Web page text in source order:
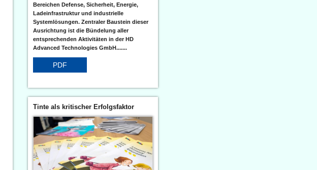
Bereichen Defense, Sicherheit, Energie,
Ladeinfrastruktur und industrielle
Systemlösungen. Zentraler Baustein dieser
Ausrichtung ist die Bündelung aller
entsprechenden Aktivitäten in der HD
Advanced Technologies GmbH.......
PDF
Tinte als kritischer Erfolgsfaktor